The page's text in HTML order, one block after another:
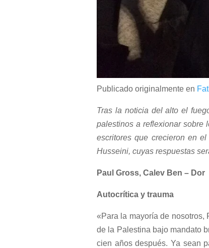
Publicado originalmente en
Tras la noticia del alto el
palestinos a reflexionar sobre
escritores que crecieron en
Husseini, cuyas respuestas
Paul Gross, Calev Ben – Dor
Autocrítica y trauma
«Para la mayoría de nosotros,
de la Palestina bajo mandato
cien años después. Ya sean